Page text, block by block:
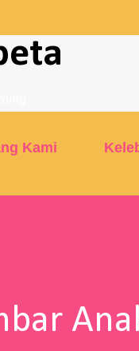
Kami